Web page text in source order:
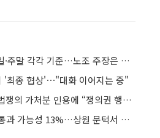
삼성전자 “평상시는 평일·주말 각각 기준…노조 주장은 법원 결정 호도”
'최종 협상'⋯"대화 이어지는 중"
삼성전자 노조, 법원 위법쟁의 가처분 인용에 “쟁의권 행사에 제약 없어”
美 클래리티 법안 연내 통과 가능성 13%…상원 문턱서 제동